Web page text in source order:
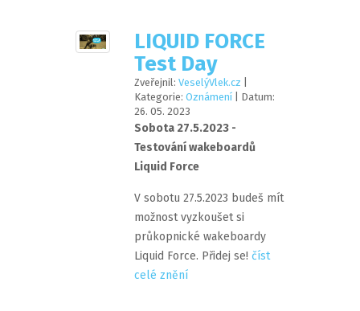
LIQUID FORCE
Test Day
Zveřejnil: VeselýVlek.cz
Kategorie: Oznámení| Datum:
26. 05. 2023
Sobota 27.5.2023 -
Testování wakeboardů
Liquid Force
V sobotu 27.5.2023 budeš mít
možnost vyzkoušet si
průkopnické wakeboardy
Liquid Force. Přidej se! číst
celé znění